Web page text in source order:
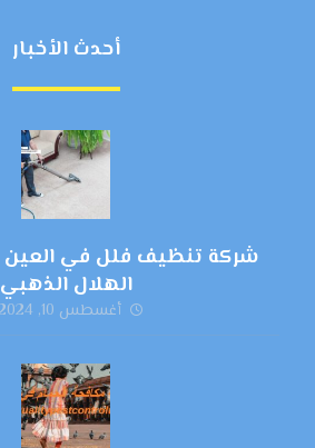
أحدث الأخبار
الهلال الذهبي
أغسطس 10, 2024